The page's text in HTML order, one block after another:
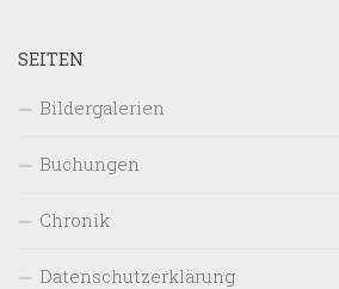
SEITEN
Bildergalerien
Buchungen
Chronik
Datenschutzerklärung